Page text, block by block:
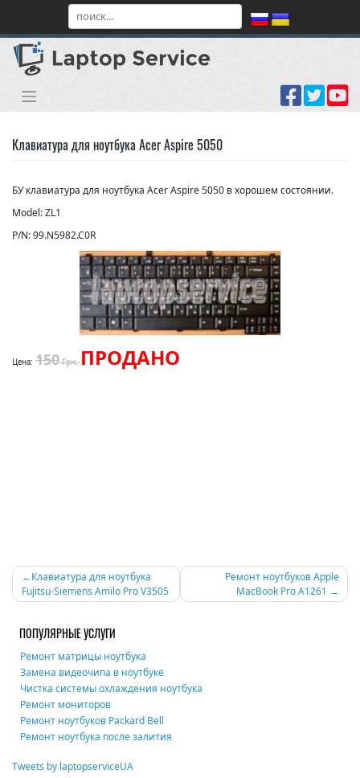
content
Клавиатура для ноутбука Acer Aspire 5050
БУ клавиатура для ноутбука Acer Aspire 5050 в хорошем состоянии.
Model: ZL1
P/N: 99.N5982.C0R
Цена: 150Грн.ПРОДАНО
Навигация
по
записям
Клавиатура для ноутбука
Fujitsu-Siemens Amilo Pro V3505
Ремонт ноутбуков Apple
MacBook Pro A1261
ПОПУЛЯРНЫЕ УСЛУГИ
Ремонт матрицы ноутбука
Замена видеочипа в ноутбуке
Чистка системы охлаждения ноутбука
Ремонт мониторов
Ремонт ноутбуков Packard Bell
Ремонт ноутбука после залития
Tweets by laptopserviceUA